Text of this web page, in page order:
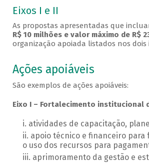
Eixos I e II
As propostas apresentadas que
R$ 10 milhões e valor máximo de R$
organização apoiada listados nos dois
Ações apoiáveis
São exemplos de ações apoiáveis:
Eixo I – Fortalecimento institucional
atividades de capacitação,
apoio técnico e financeiro
o uso dos recursos para
aprimoramento da gestão e